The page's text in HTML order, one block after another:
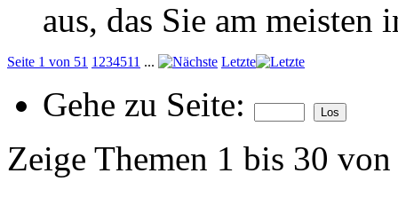
aus, das Sie am meisten
Seite 1 von 51 1 234511 ... Letzte
Gehe zu Seite:
Zeige Themen 1 bis 30